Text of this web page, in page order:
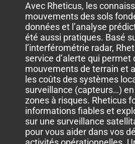
Avec Rheticus, les
mouvements des sols
données et l’analyse
été aussi pratiques. Basé sur
l’interférométrie radar,
service d’alerte qui permet
mouvements de terrain et
les coûts des systèmes
surveillance (capteurs…)
zones à risques. Rheticus fournit des
informations fiables et
sur une surveillance
pour vous aider dans vos